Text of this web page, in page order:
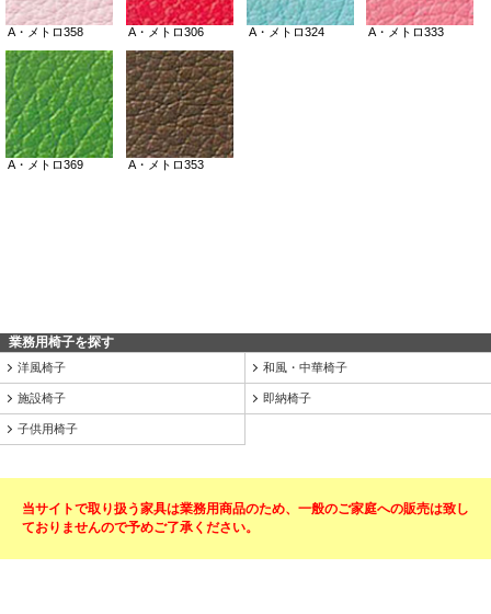
業務用椅子を探す
洋風椅子 和風・中華椅子
施設椅子 即納椅子
子供用椅子
当サイトで取り扱う家具は業務用商品のため、一般のご家庭への販売は致し
ておりませんので予めご了承ください。